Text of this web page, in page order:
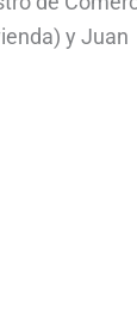
y Juan